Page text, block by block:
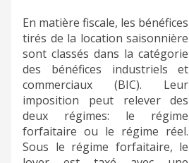
En matière fiscale, les bénéfices
tirés de la location saisonnière
sont classés dans la catégorie
des bénéfices industriels et
commerciaux (BIC). Leur
imposition peut relever des
deux régimes: le régime
forfaitaire ou le régime réel.
Sous le régime forfaitaire, le